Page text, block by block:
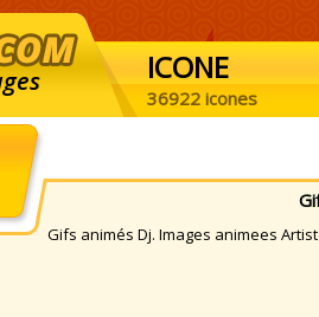
ICONE
36922 icones
Gifs animés Dj. Images animees